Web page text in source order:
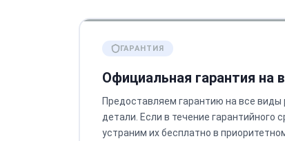
ГАРАНТИЯ
Официальная гарантия на
Предоставляем гарантию на все
детали. Если в течение гарантийного
устраним их бесплатно в